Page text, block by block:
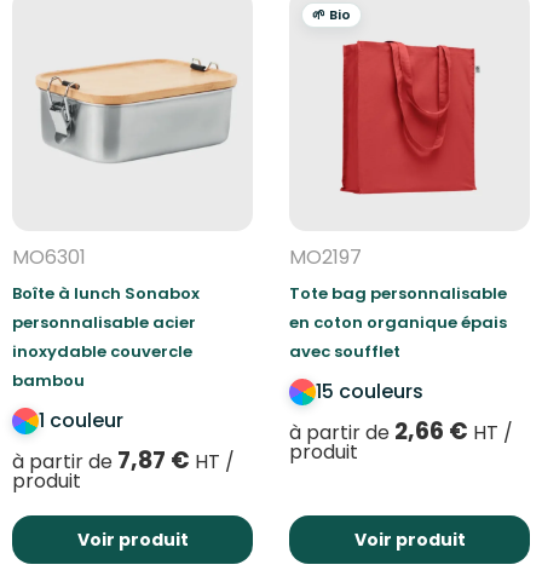
MO6301
Boîte à lunch Sonabox
personnalisable acier
inoxydable couvercle
bambou
1 couleur
à partir de 7,87 € HT /
produit
Voir produit
🌱 Bio
MO2197
Tote bag personnalisable
en coton organique épais
avec soufflet
15 couleurs
à partir de 2,66 € HT /
produit
Voir produit